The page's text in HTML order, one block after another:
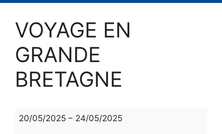
VOYAGE EN
GRANDE
BRETAGNE
VOYAGE
20/05/2025 – 24/05/2025